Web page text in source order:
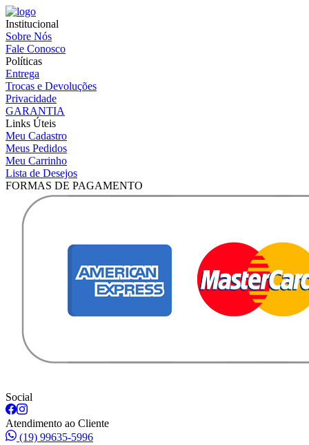
Institucional
Sobre Nós
Fale Conosco
Políticas
Entrega
Trocas e Devoluções
Privacidade
GARANTIA
Links Úteis
Meu Cadastro
Meus Pedidos
Meu Carrinho
Lista de Desejos
FORMAS DE PAGAMENTO
Social
Atendimento ao Cliente
(19) 99635-5996